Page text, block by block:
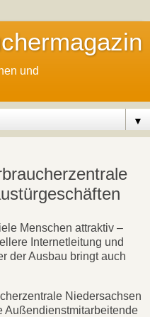
und
▼
Menschen attraktiv –
Internetleitung und
der Ausbau bringt auch
Niedersachsen
Außendienstmitarbeitende